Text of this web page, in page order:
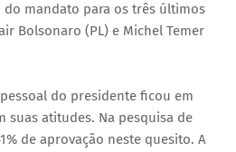
do mandato para os três últimos
Bolsonaro (PL) e Michel Temer
do presidente ficou em
suas atitudes. Na pesquisa de
de aprovação neste quesito. A